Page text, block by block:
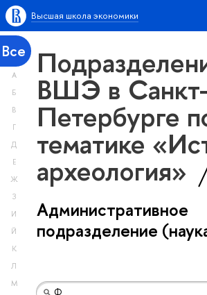
Высшая школа экономики
Все
А
Б
В
Г
Д
Е
Ж
З
И
Й
К
Л
М
ВШЭ в Санкт-
Петербурге
тематике
археология»
Административное
подразделение